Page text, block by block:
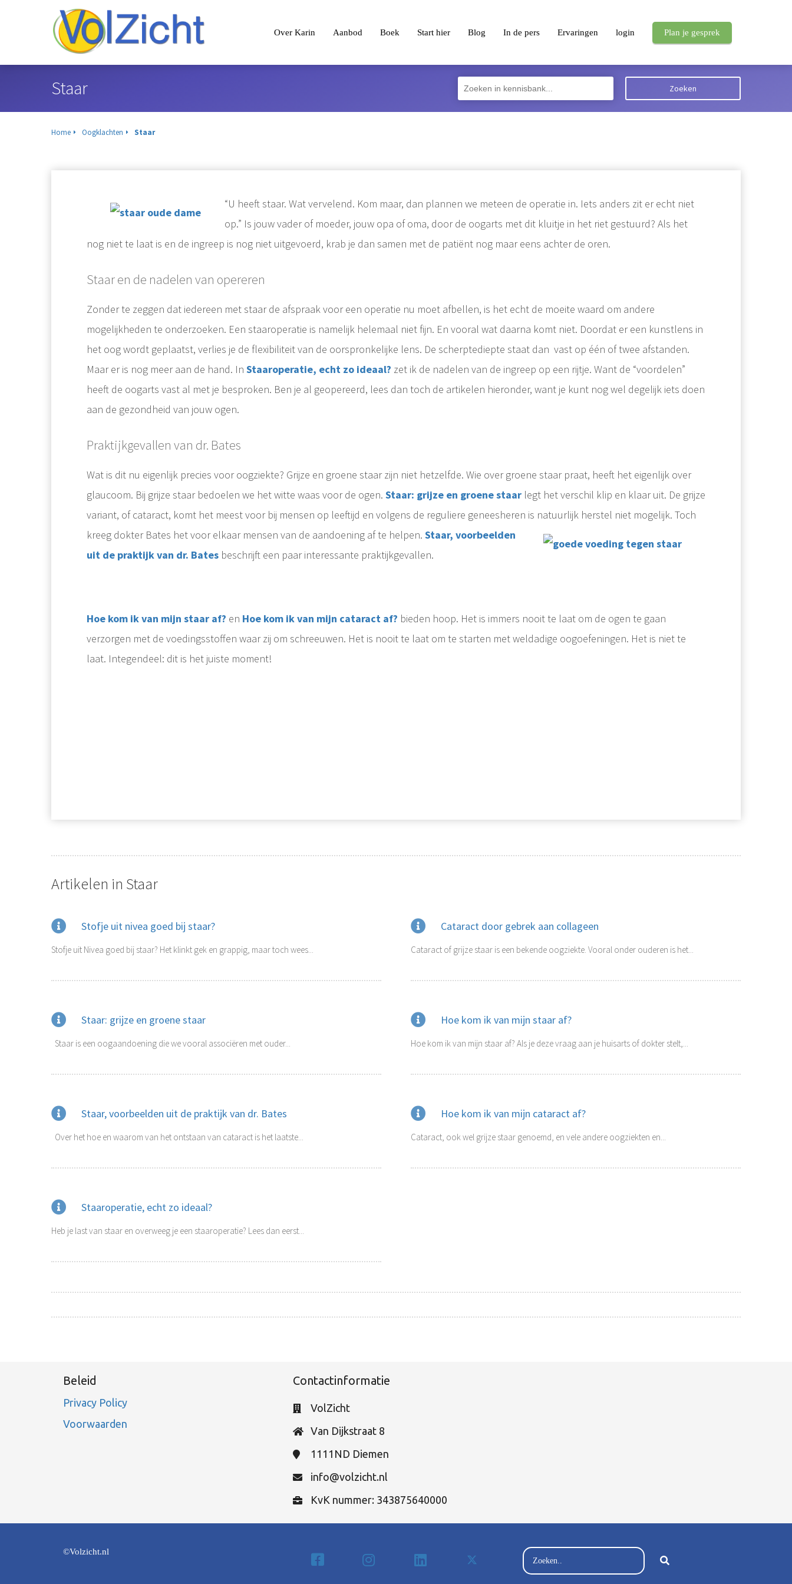
Over Karin Aanbod Boek Start hier Blog In de pers Ervaringen login Plan je gesprek
Staar Zoeken
Home Oogklachten Staar
“U heeft staar. Wat vervelend. Kom maar, dan plannen we meteen de operatie in. Iets anders zit er echt niet
op.” Is jouw vader of moeder, jouw opa of oma, door de oogarts met dit kluitje in het riet gestuurd? Als het
nog niet te laat is en de ingreep is nog niet uitgevoerd, krab je dan samen met de patiënt nog maar eens achter de oren.
Staar en de nadelen van opereren
Zonder te zeggen dat iedereen met staar de afspraak voor een operatie nu moet afbellen, is het echt de moeite waard om andere
mogelijkheden te onderzoeken. Een staaroperatie is namelijk helemaal niet fijn. En vooral wat daarna komt niet. Doordat er een kunstlens in
het oog wordt geplaatst, verlies je de flexibiliteit van de oorspronkelijke lens. De scherptediepte staat dan vast op één of twee afstanden.
Maar er is nog meer aan de hand. In Staaroperatie, echt zo ideaal? zet ik de nadelen van de ingreep op een rijtje. Want de “voordelen”
heeft de oogarts vast al met je besproken. Ben je al geopereerd, lees dan toch de artikelen hieronder, want je kunt nog wel degelijk iets doen
aan de gezondheid van jouw ogen.
Praktijkgevallen van dr. Bates
Wat is dit nu eigenlijk precies voor oogziekte? Grijze en groene staar zijn niet hetzelfde. Wie over groene staar praat, heeft het eigenlijk over
glaucoom. Bij grijze staar bedoelen we het witte waas voor de ogen. Staar: grijze en groene staar legt het verschil klip en klaar uit. De grijze
variant, of cataract, komt het meest voor bij mensen op leeftijd en volgens de reguliere geneesheren is natuurlijk herstel niet mogelijk. Toch
kreeg dokter Bates het voor elkaar mensen van de aandoening af te helpen. Staar, voorbeelden
uit de praktijk van dr. Bates beschrijft een paar interessante praktijkgevallen.
Hoe kom ik van mijn staar af? en Hoe kom ik van mijn cataract af? bieden hoop. Het is immers nooit te laat om de ogen te gaan
verzorgen met de voedingsstoffen waar zij om schreeuwen. Het is nooit te laat om te starten met weldadige oogoefeningen. Het is niet te
laat. Integendeel: dit is het juiste moment!
Artikelen in Staar
Stofje uit nivea goed bij staar?
Stofje uit Nivea goed bij staar? Het klinkt gek en grappig, maar toch wees...
Cataract door gebrek aan collageen
Cataract of grijze staar is een bekende oogziekte. Vooral onder ouderen is het...
Staar: grijze en groene staar
Staar is een oogaandoening die we vooral associëren met ouder...
Hoe kom ik van mijn staar af?
Hoe kom ik van mijn staar af? Als je deze vraag aan je huisarts of dokter stelt,...
Staar, voorbeelden uit de praktijk van dr. Bates
Over het hoe en waarom van het ontstaan van cataract is het laatste...
Hoe kom ik van mijn cataract af?
Cataract, ook wel grijze staar genoemd, en vele andere oogziekten en...
Staaroperatie, echt zo ideaal?
Heb je last van staar en overweeg je een staaroperatie? Lees dan eerst...
Beleid
Privacy Policy
Voorwaarden
Contactinformatie
VolZicht
Van Dijkstraat 8
1111ND Diemen
info@volzicht.nl
KvK nummer: 343875640000
©Volzicht.nl